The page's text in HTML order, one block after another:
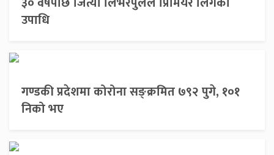
उपाधि
गण्डकी प्रदेशमा कोरोना सङ्क्रमित ७९२ पुगे, १०१
निको भए